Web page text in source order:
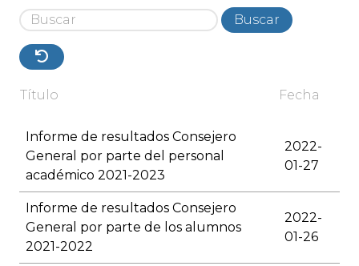
Buscar
Título Fecha
Informe de resultados Consejero
General por parte del personal
académico 2021-2023
2022-
01-27
Informe de resultados Consejero
General por parte de los alumnos
2021-2022
2022-
01-26